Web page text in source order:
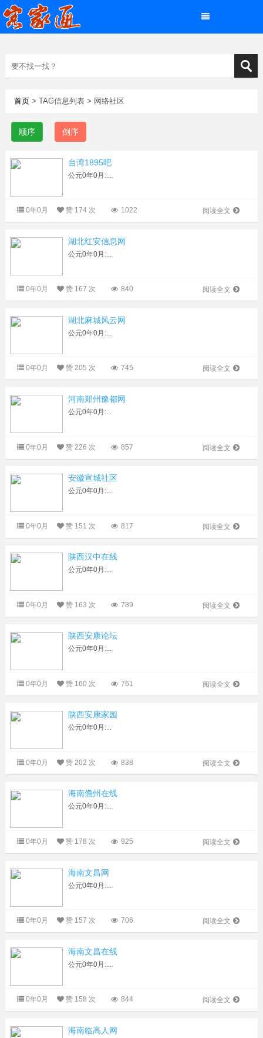
首页> TAG信息列表 > 网络社区
顺序 倒序
台湾1895吧
公元0年0月:...
阅读全文
0年0月 赞 174 次 1022
湖北红安信息网
公元0年0月:...
阅读全文
0年0月 赞 167 次 840
湖北麻城风云网
公元0年0月:...
阅读全文
0年0月 赞205 次 745
河南郑州豫都网
公元0年0月:...
阅读全文
0年0月 赞 226 次 857
安徽宣城社区
公元0年0月:...
阅读全文
0年0月 赞 151 次 817
陕西汉中在线
公元0年0月:...
阅读全文
0年0月 赞 163 次 789
陕西安康论坛
公元0年0月:...
阅读全文
0年0月 赞 160 次 761
陕西安康家园
公元0年0月:...
阅读全文
0年0月 赞202 次 838
海南儋州在线
公元0年0月:...
阅读全文
0年0月 赞 178 次 925
海南文昌网
公元0年0月:...
阅读全文
0年0月 赞 157 次 706
海南文昌在线
公元0年0月:...
阅读全文
0年0月 赞 158 次 844
海南临高人网